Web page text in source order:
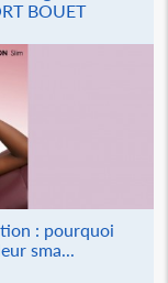
BOUET
: pourquoi
sma...